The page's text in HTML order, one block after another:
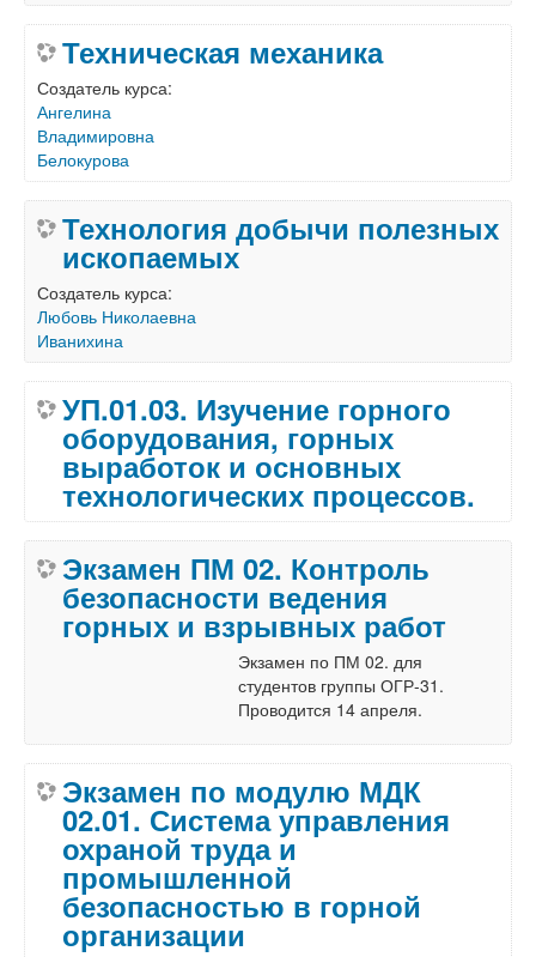
Техническая механика
Создатель курса:
Ангелина
Владимировна
Белокурова
Технология добычи полезных
ископаемых
Создатель курса:
Любовь Николаевна
Иванихина
УП.01.03. Изучение горного
оборудования, горных
выработок и основных
технологических процессов.
Экзамен ПМ 02. Контроль
безопасности ведения
горных и взрывных работ
Экзамен по ПМ 02. для
студентов группы ОГР-31.
Проводится 14 апреля.
Экзамен по модулю МДК
02.01. Система управления
охраной труда и
промышленной
безопасностью в горной
организации